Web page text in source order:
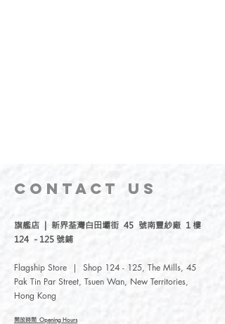
CONTACT US
旗艦店 | 新界荃灣白田壩街 45 號南豐紗廠 1 樓
124 - 125 號鋪
Flagship Store | Shop 124 - 125, The Mills, 45
Pak Tin Par Street, Tsuen Wan, New Territories,
Hong Kong
開放時間 Opening Hours